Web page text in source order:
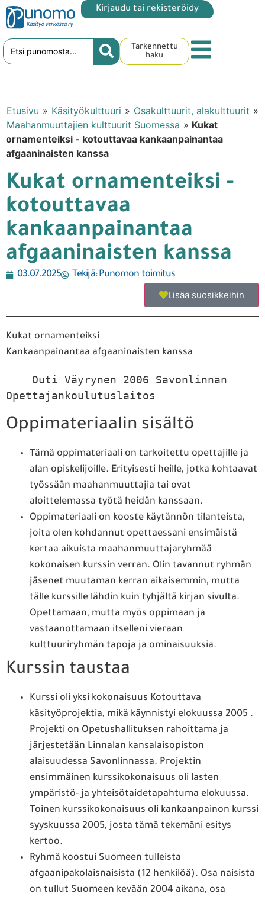
Kirjaudu tai rekisteröidy
Tarkennettu
haku
Etusivu » Käsityökulttuuri » Osakulttuurit, alakulttuurit »
Maahanmuuttajien kulttuurit Suomessa » Kukat
ornamenteiksi - kotouttavaa kankaanpainantaa
afgaaninaisten kanssa
Kukat ornamenteiksi -
kotouttavaa
kankaanpainantaa
afgaaninaisten kanssa
03.07.2025 Tekijä:Punomon toimitus
Lisää suosikkeihin
Kukat ornamenteiksi
Kankaanpainantaa afgaaninaisten kanssa
Opettajankoulutuslaitos
Oppimateriaalin sisältö
Tämä oppimateriaali on tarkoitettu opettajille ja
alan opiskelijoille. Erityisesti heille, jotka kohtaavat
työssään maahanmuuttajia tai ovat
aloittelemassa työtä heidän kanssaan.
Oppimateriaali on kooste käytännön tilanteista,
joita olen kohdannut opettaessani ensimäistä
kertaa aikuista maahanmuuttajaryhmää
kokonaisen kurssin verran. Olin tavannut ryhmän
jäsenet muutaman kerran aikaisemmin, mutta
tälle kurssille lähdin kuin tyhjältä kirjan sivulta.
Opettamaan, mutta myös oppimaan ja
vastaanottamaan itselleni vieraan
kulttuuriryhmän tapoja ja ominaisuuksia.
Kurssin taustaa
Kurssi oli yksi kokonaisuus Kotouttava
käsityöprojektia, mikä käynnistyi elokuussa 2005 .
Projekti on Opetushallituksen rahoittama ja
järjestetään Linnalan kansalaisopiston
alaisuudessa Savonlinnassa. Projektin
ensimmäinen kurssikokonaisuus oli lasten
ympäristö- ja yhteisötaidetapahtuma elokuussa.
Toinen kurssikokonaisuus oli kankaanpainon kurssi
syyskuussa 2005, josta tämä tekemäni esitys
kertoo.
Ryhmä koostui Suomeen tulleista
afgaanipakolaisnaisista (12 henkilöä). Osa naisista
on tullut Suomeen kevään 2004 aikana, osa